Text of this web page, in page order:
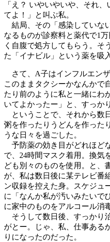
「え？ いやいやいや、それ
てよ！」と叫ぶ私。
結局、その「感染していな
なるものが診察料と薬代で1
く自腹で処方してもらう。そ
た「イナビル」という薬を吸
さて、A子はインフルエンザ
このままタクシーかなんかで
たり前のように私と一緒にわ
いてよかったー」と、すっか
ということで、それから数
粥を作ったりうどんを作った
うな日々を過ごした。
予防薬の効き目がどれほど
で、24時間マスク着用。換気
ども別々のものを使用。と、
が、私は数日後に某テレビ番
ン収録を控えた身。スケジュ
に「なんか私が汚いみたいで
に家中のものをアルコール消
そうして数日後、すっかり
がとー。じゃ、私、仕事ある
りになったのだった。